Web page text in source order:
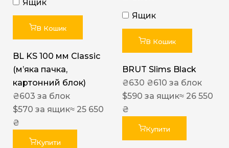
Ящик
В Кошик
BL KS 100 мм Classic
(м’яка пачка,
картонний блок)
₴603 за блок
$570 за ящик≈ 25 650
₴
Купити
Ящик
В Кошик
BRUT Slims Black
₴630 ₴610 за блок
$590 за ящик≈ 26 550
₴
Купити